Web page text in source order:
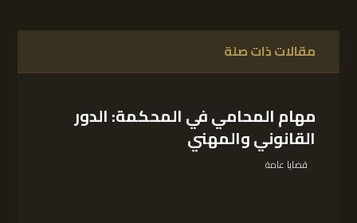
مقالات ذات صلة
مهام المحامي في المحكمة: الدور
القانوني والمهني
قضايا عامة